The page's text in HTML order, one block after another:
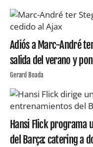
Adiós a Marc-André
salida del verano y
Gerard Boada
Hansi Flick programa
del Barça: catering a